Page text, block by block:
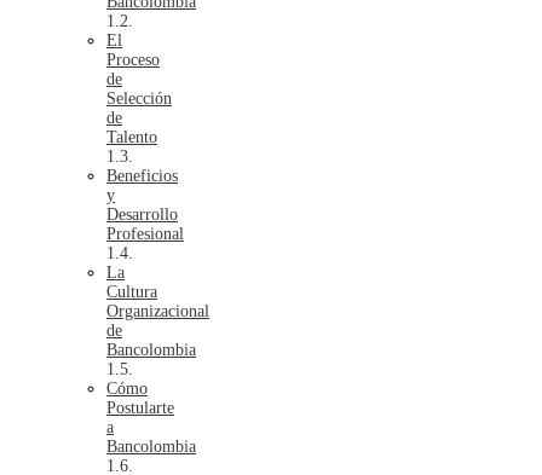
El
Proceso
de
Selección
de
Talento
Beneficios
y
Desarrollo
Profesional
La
Cultura
Organizacional
de
Bancolombia
Cómo
Postularte
a
Bancolombia